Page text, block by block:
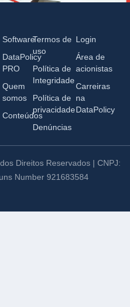
Software
DataPolicy
PRO
Quem
somos
Conteúdos
Termos de
uso
Política de
Integridade
Política de
privacidade
Denúncias
Login
Área de
acionistas
Carreiras
na
DataPolicy
Direitos Reservados | CNPJ:
Number 921683584